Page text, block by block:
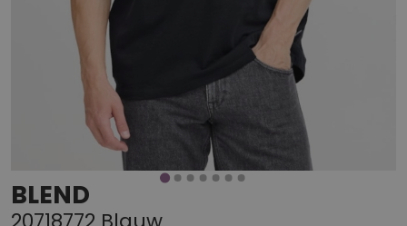
BLEND